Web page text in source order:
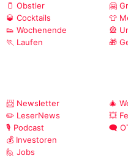
🫙 Obstler
🥃 Cocktails
👟 Wochenende
🏃 Laufen
🤗
👕
🎡
🎁
📨 Newsletter
✏️ LeserNews
🎙️ Podcast
💰 Investoren
🙋 Jobs
🎄
💥
🗨️